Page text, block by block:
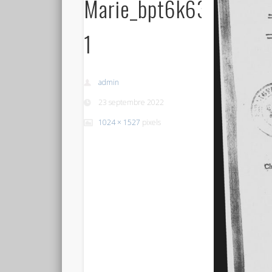
1
admin
23 septembre 2022
1024 × 1527 pixels